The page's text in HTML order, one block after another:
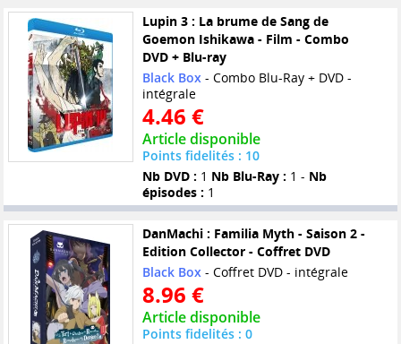
Lupin 3 : La brume de Sang de
Goemon Ishikawa - Film - Combo
DVD + Blu-ray
Black Box- Combo Blu-Ray + DVD -
intégrale
4.46 €
Article disponible
Points fidelités : 10
Nb DVD : 1 Nb Blu-Ray : 1 - Nb
épisodes : 1
DanMachi : Familia Myth - Saison 2 -
Edition Collector - Coffret DVD
Black Box- Coffret DVD - intégrale
8.96 €
Article disponible
Points fidelités : 0